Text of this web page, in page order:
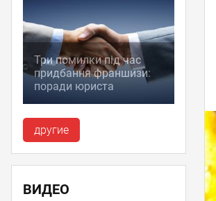
Три помилки під час
придбання франшизи:
поради юриста
другие
ВИДЕО